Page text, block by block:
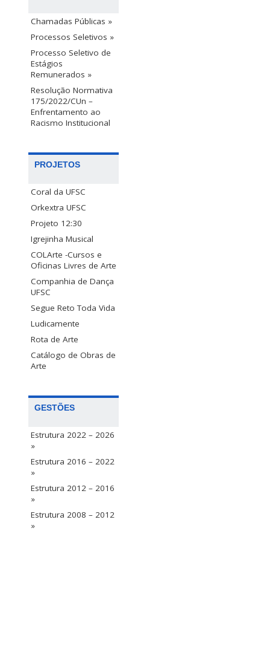
Chamadas Públicas »
Processos Seletivos »
Processo Seletivo de
Estágios
Remunerados »
Resolução Normativa
175/2022/CUn –
Enfrentamento ao
Racismo Institucional
PROJETOS
Coral da UFSC
Orkextra UFSC
Projeto 12:30
Igrejinha Musical
COLArte -Cursos e
Oficinas Livres de Arte
Companhia de Dança
UFSC
Segue Reto Toda Vida
Ludicamente
Rota de Arte
Catálogo de Obras de
Arte
GESTÕES
Estrutura 2022 – 2026
»
Estrutura 2016 – 2022
»
Estrutura 2012 – 2016
»
Estrutura 2008 – 2012
»